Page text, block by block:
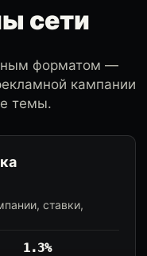
сети
форматом —
кампании
темы.
ставки,
1.3%